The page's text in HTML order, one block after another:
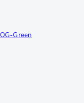
Green